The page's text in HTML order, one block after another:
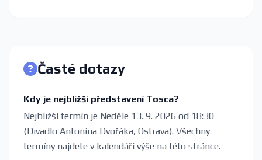
Časté dotazy
Kdy je nejbližší představení Tosca?
Nejbližší termín je Neděle 13. 9. 2026 od 18:30
(Divadlo Antonína Dvořáka, Ostrava). Všechny
termíny najdete v kalendáři výše na této stránce.